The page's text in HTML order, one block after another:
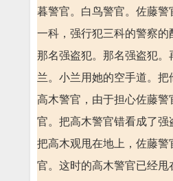
暮警官。白鸟警官。佐藤警
一科，强行犯三科的警察的
那名强盗犯。那名强盗犯。
兰。小兰用她的空手道。把
高木警官，由于担心佐藤警
官。把高木警官错看成了强
把高木观甩在地上，佐藤警
官。这时的高木警官已经甩